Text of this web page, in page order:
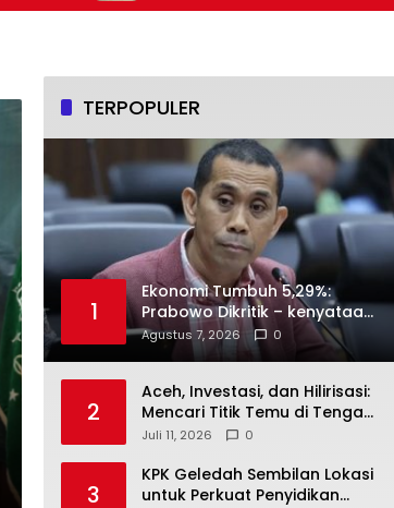
Naik
TERPOPULER
1
Ekonomi Tumbuh 5,29%:
Prabowo Dikritik – kenyataan
Menjawab
Agustus 7, 2026 0
2
Aceh, Investasi, dan Hilirisasi:
Mencari Titik Temu di Tengah
Polemik Blok Andaman
Juli 11, 2026 0
3
KPK Geledah Sembilan Lokasi
untuk Perkuat Penyidikan